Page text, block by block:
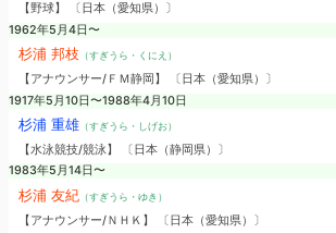
【野球】 〔日本（愛知県）〕
1962年5月4日〜
杉浦 邦枝 （すぎうら・くにえ）
【アナウンサー/ＦＭ静岡】 〔日本（愛知県）〕
1917年5月10日〜1988年4月10日
杉浦 重雄（すぎうら・しげお）
【水泳競技/競泳】 〔日本（静岡県）〕
1983年5月14日〜
杉浦 友紀（すぎうら・ゆき）
【アナウンサー/ＮＨＫ】 〔日本（愛知県）〕